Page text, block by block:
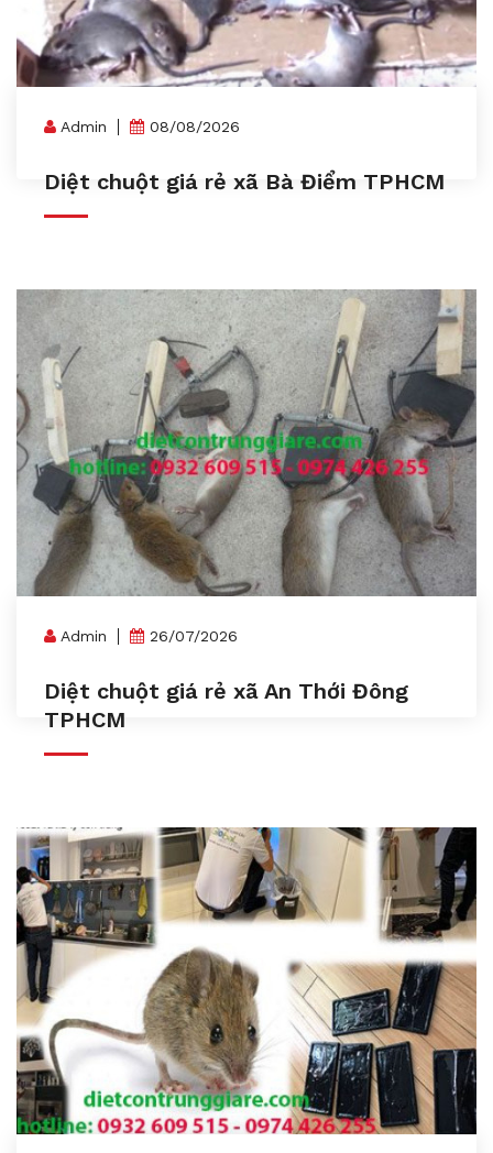
Admin 08/08/2026
Diệt chuột giá rẻ xã Bà Điểm TPHCM
Admin 26/07/2026
Diệt chuột giá rẻ xã An Thới Đông
TPHCM